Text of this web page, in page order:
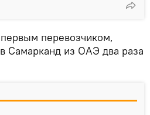
перевозчиком,
Самарканд из ОАЭ два раза